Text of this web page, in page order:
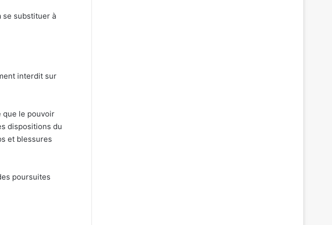
se substituer à
interdit sur
que le pouvoir
dispositions du
et blessures
poursuites